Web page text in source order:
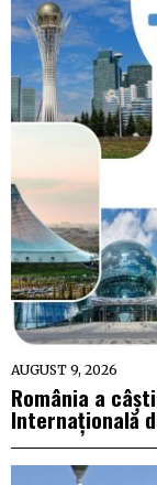
AUGUST 9, 2026
România a
Internațională